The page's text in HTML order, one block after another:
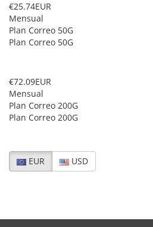
€25.74EUR
Mensual
Plan Correo 50G
Plan Correo 50G
€72.09EUR
Mensual
Plan Correo 200G
Plan Correo 200G
EUR USD